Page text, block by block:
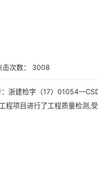
次数： 3008
浙建检字（17）
项目进行了工程质量检测,